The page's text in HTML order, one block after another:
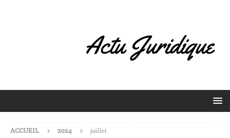
ACCUEIL 2024 juillet